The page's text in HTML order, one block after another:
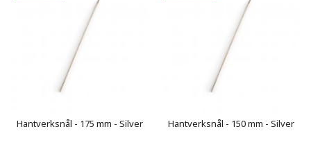
Hantverksnål - 175 mm - Silver Hantverksnål - 150 mm - Silver